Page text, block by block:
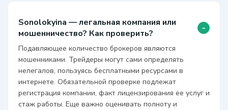
Sonolokyina — легальная компания или
мошенничество? Как проверить?
-
Подавляющее количество брокеров являются
мошенниками. Трейдеры могут сами определять
нелегалов, пользуясь бесплатными ресурсами в
интернете. Обязательной проверке подлежат
регистрация компании, факт лицензирования ее услуг и
стаж работы. Еще важно оценивать полноту и